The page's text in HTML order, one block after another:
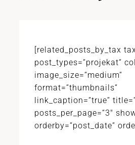
[related_posts_by_tax
post_types=“projekat“
image_size=“medium“
format=“thumbnails“
link_caption=“true“
posts_per_page=“3″
orderby=“post_date“